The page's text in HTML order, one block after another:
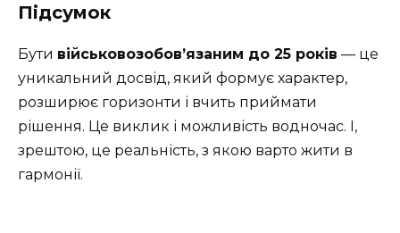
Підсумок
Бути військовозобов’язаним до 25 років — це
уникальний досвід, який формує характер,
розширює горизонти і вчить приймати
рішення. Це виклик і можливість водночас. І,
зрештою, це реальність, з якою варто жити в
гармонії.